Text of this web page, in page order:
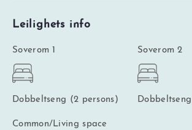
Leilighets info
Soverom 1
Dobbeltseng (2 persons)
Soverom 2
Common/Living space